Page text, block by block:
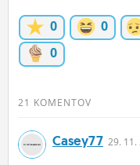
MÔJ PROFIL
NASTAVENIA
0 0
0
21 KOMENTOV
Casey77 29. 11.